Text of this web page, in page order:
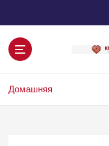
к
Домашняя